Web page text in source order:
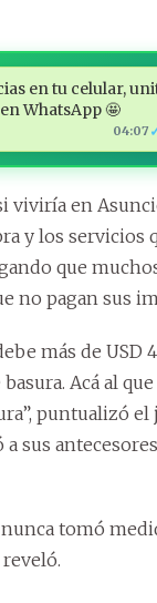
en tu celular,
WhatsApp 🤩
04:07
viviría en
y los servicios
que
no pagan sus
más de USD
Acá al
puntualizó
sus
tomó